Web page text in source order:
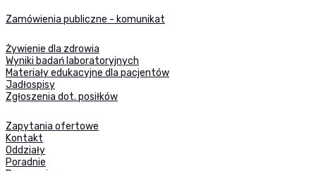
Zamówienia publiczne - komunikat
Żywienie dla zdrowia
Wyniki badań laboratoryjnych
Materiały edukacyjne dla pacjentów
Jadłospisy
Zgłoszenia dot. posiłków
Zapytania ofertowe
Kontakt
Oddziały
Poradnie